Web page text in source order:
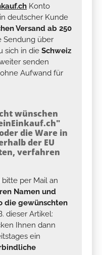
Konto
deutscher Kunde
Versand ab 250
Sendung über
sich in die Schweiz
senden
Aufwand für
wünschen
die Ware in
der EU
verfahren
bitte per Mail an
Namen und
die gewünschten
dieser Artikel:
Ihnen dann
ein